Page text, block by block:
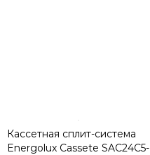
Кассетная сплит-система
Energolux Cassete SAС24C5-